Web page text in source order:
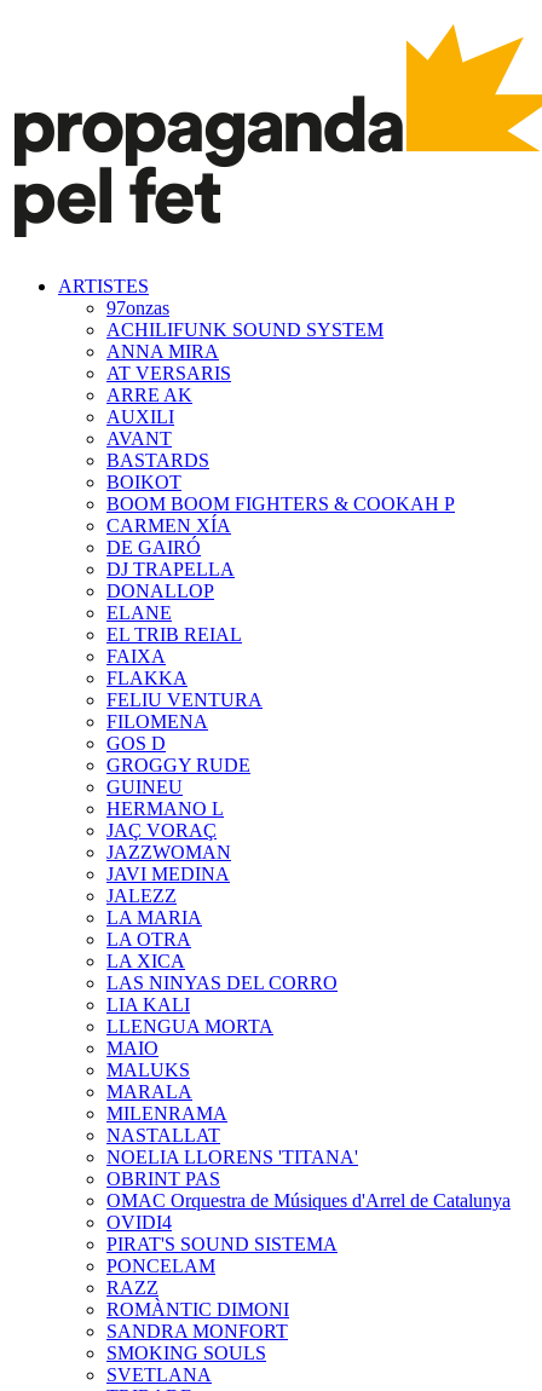
ARTISTES
97onzas
ACHILIFUNK SOUND SYSTEM
ANNA MIRA
AT VERSARIS
ARRE AK
AUXILI
AVANT
BASTARDS
BOIKOT
BOOM BOOM FIGHTERS & COOKAH P
CARMEN XÍA
DE GAIRÓ
DJ TRAPELLA
DONALLOP
ELANE
EL TRIB REIAL
FAIXA
FLAKKA
FELIU VENTURA
FILOMENA
GOS D
GROGGY RUDE
GUINEU
HERMANO L
JAÇ VORAÇ
JAZZWOMAN
JAVI MEDINA
JALEZZ
LA MARIA
LA OTRA
LA XICA
LAS NINYAS DEL CORRO
LIA KALI
LLENGUA MORTA
MAIO
MALUKS
MARALA
MILENRAMA
NASTALLAT
NOELIA LLORENS 'TITANA'
OBRINT PAS
OMAC Orquestra de Músiques d'Arrel de Catalunya
OVIDI4
PIRAT'S SOUND SISTEMA
PONCELAM
RAZZ
ROMÀNTIC DIMONI
SANDRA MONFORT
SMOKING SOULS
SVETLANA